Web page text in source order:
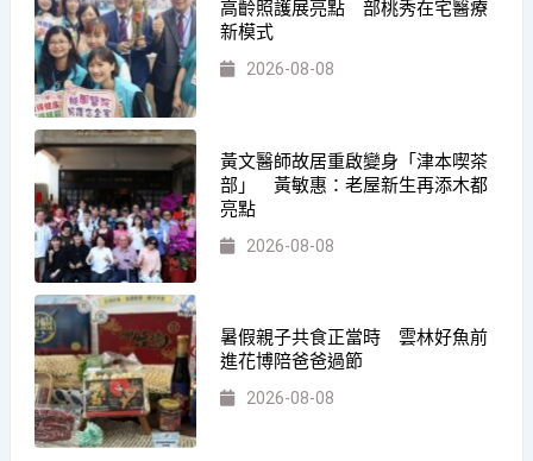
高齡照護展亮點 部桃秀在宅醫療
新模式
2026-08-08
黃文醫師故居重啟變身「津本喫茶
部」 黃敏惠：老屋新生再添木都
亮點
2026-08-08
暑假親子共食正當時 雲林好魚前
進花博陪爸爸過節
2026-08-08